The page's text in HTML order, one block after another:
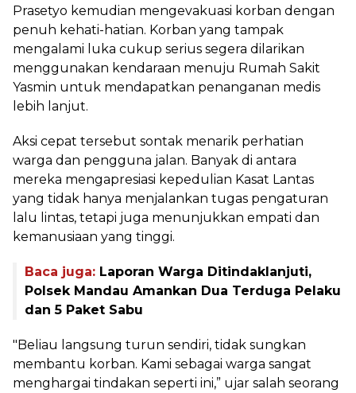
Prasetyo kemudian mengevakuasi korban dengan
penuh kehati-hatian. Korban yang tampak
mengalami luka cukup serius segera dilarikan
menggunakan kendaraan menuju Rumah Sakit
Yasmin untuk mendapatkan penanganan medis
lebih lanjut.
Aksi cepat tersebut sontak menarik perhatian
warga dan pengguna jalan. Banyak di antara
mereka mengapresiasi kepedulian Kasat Lantas
yang tidak hanya menjalankan tugas pengaturan
lalu lintas, tetapi juga menunjukkan empati dan
kemanusiaan yang tinggi.
Baca juga: Laporan Warga Ditindaklanjuti,
Polsek Mandau Amankan Dua Terduga Pelaku
dan 5 Paket Sabu
"Beliau langsung turun sendiri, tidak sungkan
membantu korban. Kami sebagai warga sangat
menghargai tindakan seperti ini,” ujar salah seorang